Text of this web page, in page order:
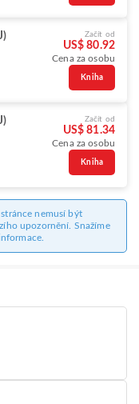
Začít od
US$ 80.92
Cena za osobu
Kniha
Začít od
US$ 81.34
Cena za osobu
Kniha
nemusí být
upozornění. Snažíme